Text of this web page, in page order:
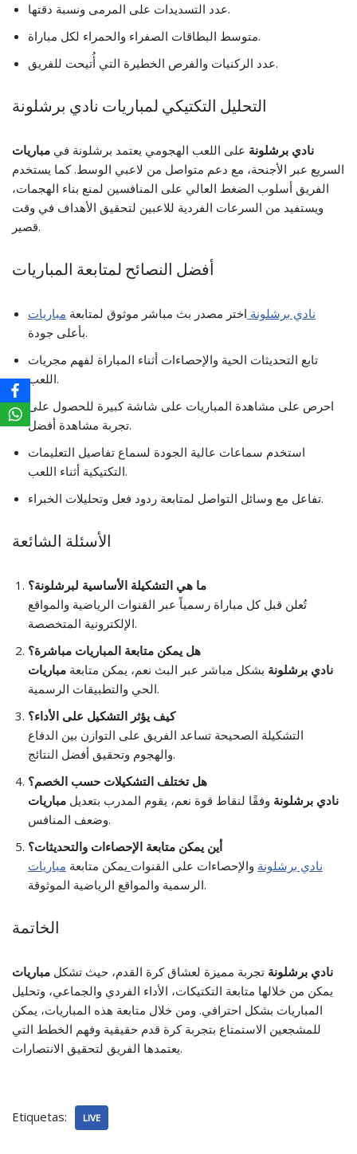
عدد التسديدات على المرمى ونسبة دقتها.
متوسط البطاقات الصفراء والحمراء لكل مباراة.
عدد الركنيات والفرص الخطيرة التي أُتيحت للفريق.
التحليل التكتيكي لمباريات نادي برشلونة
يعتمد برشلونة في مباريات ‎نادي برشلونة على اللعب الهجومي
السريع عبر الأجنحة، مع دعم متواصل من لاعبي الوسط. كما يستخدم
الفريق أسلوب الضغط العالي على المنافسين لمنع بناء الهجمات،
ويستفيد من السرعات الفردية للاعبين لتحقيق الأهداف في وقت
قصير.
أفضل النصائح لمتابعة المباريات
اختر مصدر بث مباشر موثوق لمتابعة مباريات ‎نادي برشلونة
بأعلى جودة.
تابع التحديثات الحية والإحصاءات أثناء المباراة لفهم مجريات
اللعب.
احرص على مشاهدة المباريات على شاشة كبيرة للحصول على
تجربة مشاهدة أفضل.
استخدم سماعات عالية الجودة لسماع تفاصيل التعليمات
التكتيكية أثناء اللعب.
تفاعل مع وسائل التواصل لمتابعة ردود فعل وتحليلات الخبراء.
الأسئلة الشائعة
ما هي التشكيلة الأساسية لبرشلونة؟
تُعلن قبل كل مباراة رسمياً عبر القنوات الرياضية والمواقع
الإلكترونية المتخصصة.
هل يمكن متابعة المباريات مباشرة؟
نعم، يمكن متابعة
مباريات ‎نادي برشلونة بشكل مباشر عبر البث
الحي والتطبيقات الرسمية.
كيف يؤثر التشكيل على الأداء؟
التشكيلة الصحيحة تساعد الفريق على التوازن بين الدفاع
والهجوم وتحقيق أفضل النتائج.
هل تختلف التشكيلات حسب الخصم؟
نعم، يقوم المدرب بتعديل
مباريات ‎نادي برشلونة وفقًا لنقاط قوة
وضعف المنافس.
أين يمكن متابعة الإحصاءات والتحديثات؟
يمكن متابعة
مباريات ‎نادي برشلونة والإحصاءات على القنوات
الرسمية والمواقع الرياضية الموثوقة.
الخاتمة
تشكل مباريات ‎نادي برشلونة تجربة مميزة لعشاق كرة القدم، حيث
يمكن من خلالها متابعة التكتيكات، الأداء الفردي والجماعي، وتحليل
المباريات بشكل احترافي. ومن خلال متابعة هذه المباريات، يمكن
للمشجعين الاستمتاع بتجربة كرة قدم حقيقية وفهم الخطط التي
يعتمدها الفريق لتحقيق الانتصارات.
Etiquetas: LIVE